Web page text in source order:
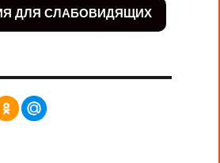
ДЛЯ СЛАБОВИДЯЩИХ